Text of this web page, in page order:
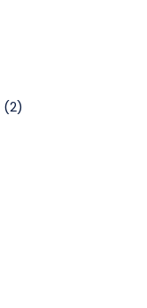
(2)